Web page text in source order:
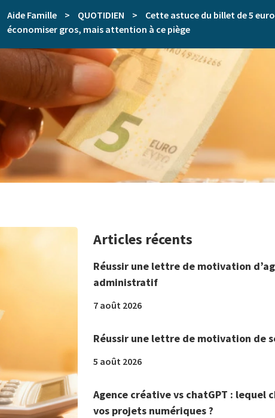
Aide Famille > QUOTIDIEN >
Cette astuce du billet de 5
économiser gros, mais attention à ce piège
Articles récents
Réussir une lettre de motivation
administratif
7 août 2026
Réussir une lettre de motivation de
5 août 2026
Agence créative vs chatGPT : lequel
vos projets numériques ?